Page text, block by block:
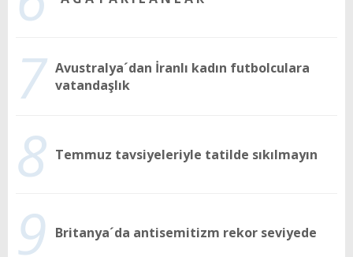
7 Avustralya´dan İranlı kadın futbolculara
vatandaşlık
8 Temmuz tavsiyeleriyle tatilde sıkılmayın
9 Britanya´da antisemitizm rekor seviyede